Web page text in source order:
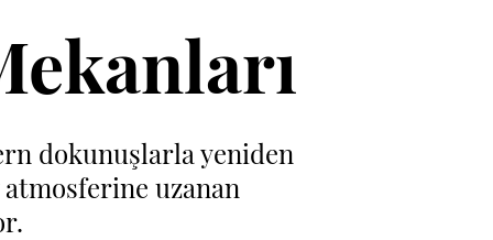
dokunuşlarla yeniden
uzanan